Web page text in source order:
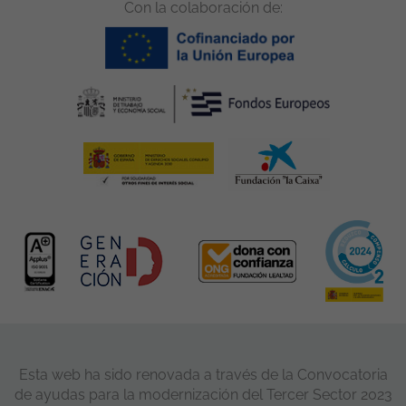
Con la colaboración de:
Esta web ha sido renovada a través de la Convocatoria
de ayudas para la modernización del Tercer Sector 2023